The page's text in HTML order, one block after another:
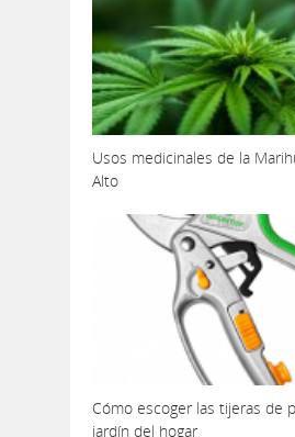
Usos medicinales de la
Alto
Cómo escoger las tijeras de
jardín del hogar